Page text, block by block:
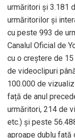
urmăritori și 3.181
urmăritorilor și
cu peste 993 de
Canalul Oficial de
cu o creștere de
de videoclipuri
100.000 de
față de anul
urmăritori, 214 de
etc.) și peste
aproape dublu față